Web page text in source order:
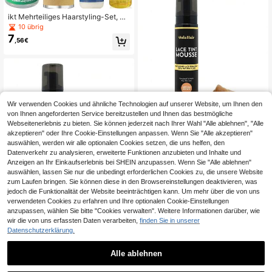
ikt Mehrteiliges Haarstyling-Set, be
stehend aus Haarknoten-Maker, Ab
teilteil-Kamm, doppelseitiger Kante
nbürste, Haargummis, weicher Styli
r tägliches Styling und Reisen
10 übrig
7 ,56€
Dola Hair Spitze Tönung Mousse fü
r Perücken - hell, mittel und dunkel
braun, nahtlose Spitzenmischung, n
atürliches Finish, kein Rückstand fü
r Lace Front Perücken
6,56€
0,10€ sparen
Dola Hair Spitze Tönung Mousse fü
r Perücken - hell, mittel und dunkel
braun, nahtlose Spitzenmischung, n
atürliches Finish, kein Rückstand fü
r Lace Front Perücken
6,56€ -1% 6,66€
Wir verwenden Cookies und ähnliche Technologien auf unserer Website, um Ihnen den
von Ihnen angeforderten Service bereitzustellen und Ihnen das bestmögliche
Webseitenerlebnis zu bieten. Sie können jederzeit nach Ihrer Wahl "Alle ablehnen", "Alle
akzeptieren" oder Ihre Cookie-Einstellungen anpassen. Wenn Sie "Alle akzeptieren"
auswählen, werden wir alle optionalen Cookies setzen, die uns helfen, den
Datenverkehr zu analysieren, erweiterte Funktionen anzubieten und Inhalte und
Anzeigen an Ihr Einkaufserlebnis bei SHEIN anzupassen. Wenn Sie "Alle ablehnen"
auswählen, lassen Sie nur die unbedingt erforderlichen Cookies zu, die unsere Website
zum Laufen bringen. Sie können diese in den Browsereinstellungen deaktivieren, was
jedoch die Funktionalität der Website beeinträchtigen kann. Um mehr über die von uns
verwendeten Cookies zu erfahren und Ihre optionalen Cookie-Einstellungen
anzupassen, wählen Sie bitte "Cookies verwalten". Weitere Informationen darüber, wie
wir die von uns erfassten Daten verarbeiten, finden Sie in unserer
Datenschutzerklärung.
Alle ablehnen